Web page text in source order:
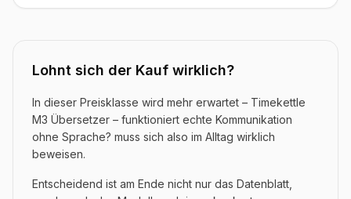
Lohnt sich der Kauf wirklich?
In dieser Preisklasse wird mehr erwartet – Timekettle
M3 Übersetzer – funktioniert echte Kommunikation
ohne Sprache? muss sich also im Alltag wirklich
beweisen.
Entscheidend ist am Ende nicht nur das Datenblatt,